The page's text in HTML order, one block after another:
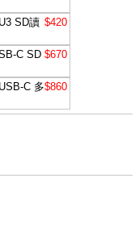
SD讀 $420
C SD $670
C 多$860